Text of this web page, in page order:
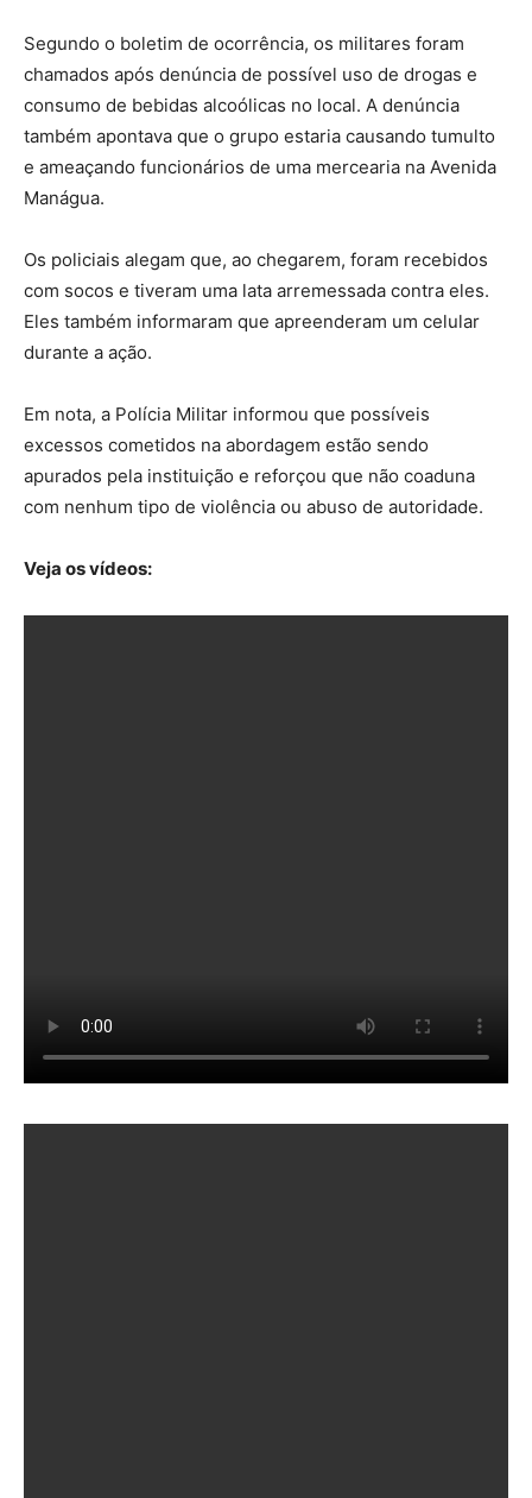
Segundo o boletim de ocorrência, os militares foram
chamados após denúncia de possível uso de drogas e
consumo de bebidas alcoólicas no local. A denúncia
também apontava que o grupo estaria causando tumulto
e ameaçando funcionários de uma mercearia na Avenida
Manágua.
Os policiais alegam que, ao chegarem, foram recebidos
com socos e tiveram uma lata arremessada contra eles.
Eles também informaram que apreenderam um celular
durante a ação.
Em nota, a Polícia Militar informou que possíveis
excessos cometidos na abordagem estão sendo
apurados pela instituição e reforçou que não coaduna
com nenhum tipo de violência ou abuso de autoridade.
Veja os vídeos: